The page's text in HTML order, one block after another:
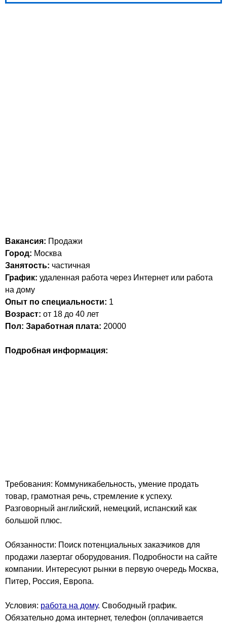
Вакансия: Продажи
Город: Москва
Занятость: частичная
График: удаленная работа через Интернет или работа
на дому
Опыт по специальности: 1
Возраст: от 18 до 40 лет
Пол: Заработная плата: 20000
Подробная информация:
Требования: Коммуникабельность, умение продать
товар, грамотная речь, стремление к успеху.
Разговорный английский, немецкий, испанский как
большой плюс.
Обязанности: Поиск потенциальных заказчиков для
продажи лазертаг оборудования. Подробности на сайте
компании. Интересуют рынки в первую очередь Москва,
Питер, Россия, Европа.
Условия: работа на дому. Свободный график.
Обязательно дома интернет, телефон (оплачивается